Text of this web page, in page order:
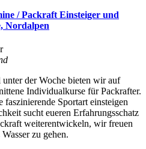
/ Packraft Einsteiger und
Nordalpen
der Woche bieten wir auf
Individualkurse für Packrafter.
Sportart einsteigen
sucht eueren Erfahrungsschatz
weiterentwickeln, wir freuen
zu gehen.